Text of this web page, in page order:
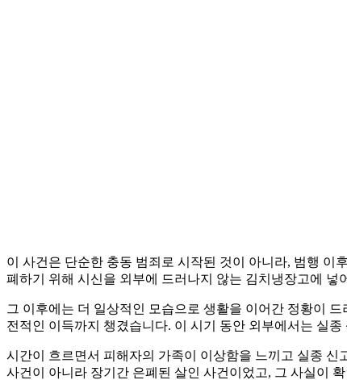
이 사건은 단순한 충동 범죄로 시작된 것이 아니라, 범행 이
폐하기 위해 시신을 외부에 드러나지 않는 김치냉장고에
그 이후에는 더 일상적인 모습으로 생활을 이어간 정황이
전적인 이득까지 챙겼습니다. 이 시기 동안 외부에서는 실
시간이 흐르면서 피해자의 가족이 이상함을 느끼고 실종
사건이 아니라 장기간 은폐된 살인 사건이었고, 그 사실이